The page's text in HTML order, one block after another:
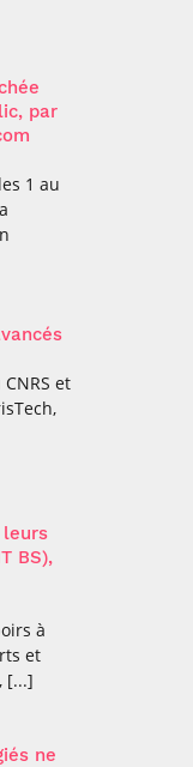
par
1 au
et
leurs
BS),
à
et
[...]
ne